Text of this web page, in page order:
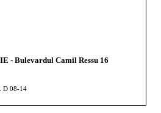
- Bulevardul Camil Ressu 16
D 08-14